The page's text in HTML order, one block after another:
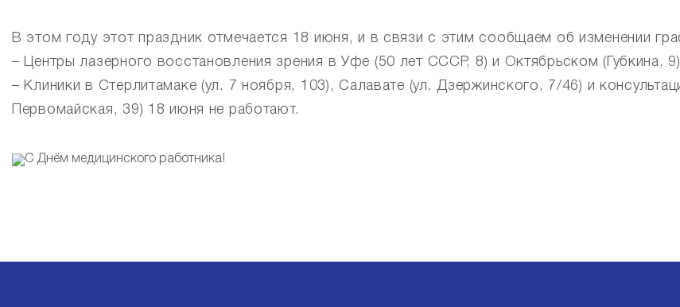
В этом году этот праздник отмечается 18 июня, и в связи с этим сообщаем об изменении
– Центры лазерного восстановления зрения в Уфе (50 лет СССР, 8) и Октябрьском (Губкина,
– Клиники в Стерлитамаке (ул. 7 ноября, 103), Салавате (ул. Дзержинского, 7/46) и
Первомайская, 39) 18 июня не работают.